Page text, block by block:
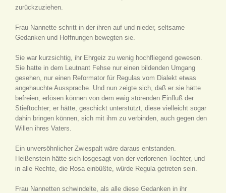
zurückzuziehen.
Frau Nannette schritt in der ihren auf und nieder, seltsame
Gedanken und Hoffnungen bewegten sie.
Sie war kurzsichtig, ihr Ehrgeiz zu wenig hochfliegend gewesen.
Sie hatte in dem Leutnant Fehse nur einen bildenden Umgang
gesehen, nur einen Reformator für Regulas vom Dialekt etwas
angehauchte Aussprache. Und nun zeigte sich, daß er sie hätte
befreien, erlösen können von dem ewig störenden Einfluß der
Stieftochter; er hätte, geschickt unterstützt, diese vielleicht sogar
dahin bringen können, sich mit ihm zu verbinden, auch gegen den
Willen ihres Vaters.
Ein unversöhnlicher Zwiespalt wäre daraus entstanden.
Heißenstein hätte sich losgesagt von der verlorenen Tochter, und
in alle Rechte, die Rosa einbüßte, würde Regula getreten sein.
Frau Nannetten schwindelte, als alle diese Gedanken in ihr